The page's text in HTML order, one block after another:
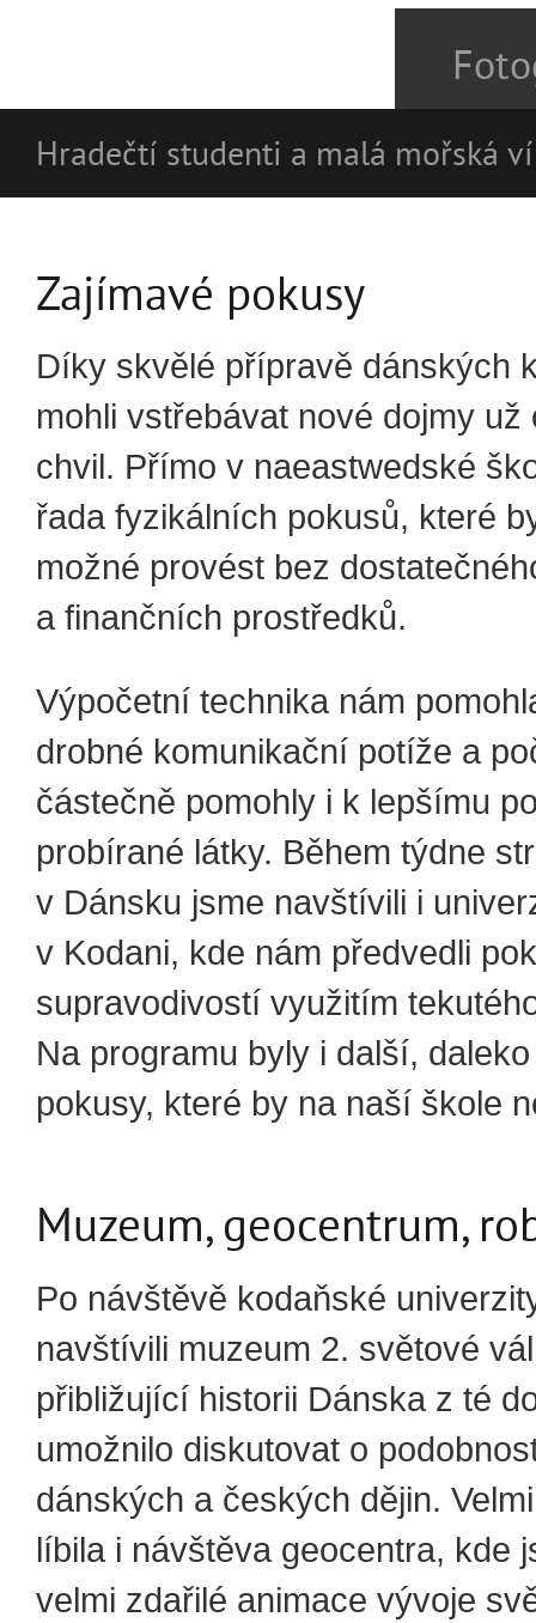
Hradečtí studenti a malá mořská
Zajímavé pokusy
Díky skvělé přípravě dánských
mohli vstřebávat nové dojmy už
chvil. Přímo v naeastwedské
řada fyzikálních pokusů, které
možné provést bez
a finančních prostředků.
Výpočetní technika nám
drobné komunikační potíže a
částečně pomohly i k lepšímu
probírané látky. Během týdne
v Dánsku jsme navštívili i
v Kodani, kde nám předvedli
supravodivostí využitím
Na programu byly i další,
pokusy, které by na naší škole
Muzeum, geocentrum,
Po návštěvě kodaňské
navštívili muzeum 2. světové
přibližující historii Dánska z té
umožnilo diskutovat o
dánských a českých dějin.
líbila i návštěva geocentra, kde
velmi zdařilé animace vývoje